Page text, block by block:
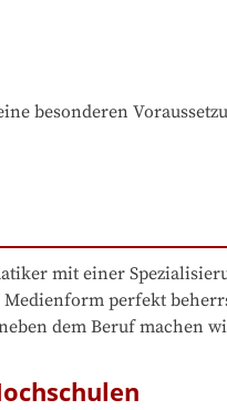
besonderen
mit einer
perfekt
dem Beruf machen